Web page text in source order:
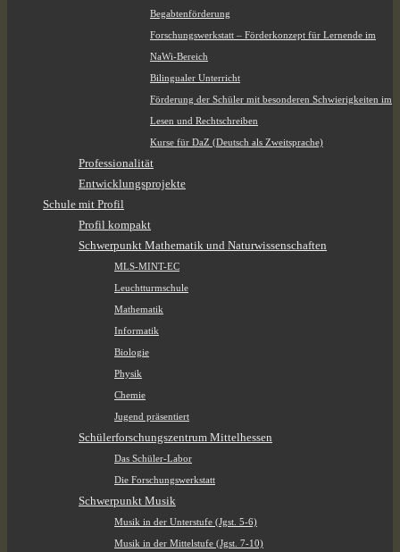
Begabtenförderung
Forschungswerkstatt – Förderkonzept für Lernende im
NaWi-Bereich
Bilingualer Unterricht
Förderung der Schüler mit besonderen Schwierigkeiten im
Lesen und Rechtschreiben
Kurse für DaZ (Deutsch als Zweitsprache)
Professionalität
Entwicklungsprojekte
Schule mit Profil
Profil kompakt
Schwerpunkt Mathematik und Naturwissenschaften
MLS-MINT-EC
Leuchtturmschule
Mathematik
Informatik
Biologie
Physik
Chemie
Jugend präsentiert
Schülerforschungszentrum Mittelhessen
Das Schüler-Labor
Die Forschungswerkstatt
Schwerpunkt Musik
Musik in der Unterstufe (Jgst. 5-6)
Musik in der Mittelstufe (Jgst. 7-10)